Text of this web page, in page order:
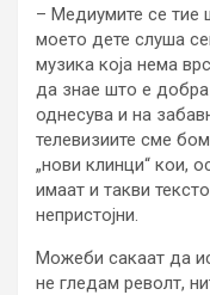
– Медиумите се тие
моето дете слуша
музика која нема
да знае што е
однесува и на
телевизиите сме
„нови клинци“ кои,
имаат и такви
непристојни.
Можеби сакаат да
не гледам револт,